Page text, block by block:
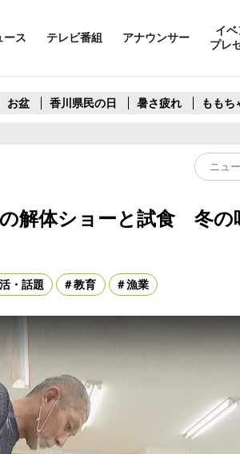
ース テレビ番組 アナウンサー
イベ
プレ
お盆 香川県民の日 暑さ疲れ ももち
解体ショーと試食 冬の
・話題 教育 漁業